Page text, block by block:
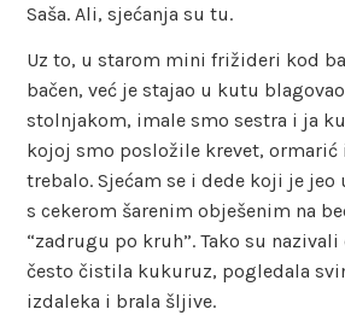
Saša. Ali, sjećanja su tu.
Uz to, u starom mini frižideri kod
bačen, već je stajao u kutu
stolnjakom, imale smo sestra i ja
kojoj smo posložile krevet, ormarić
trebalo. Sjećam se i dede koji je
s cekerom šarenim obješenim na
“zadrugu po kruh”. Tako su
često čistila kukuruz, pogledala
izdaleka i brala šljive.